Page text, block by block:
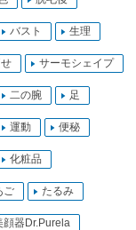
バスト 生理
サーモシェイプ
二の腕 足
運動 便秘
化粧品
ご たるみ
顔器Dr.Purela